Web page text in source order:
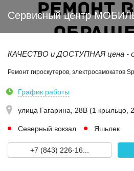
Сервисный центр
КАЧЕСТВО и ДОСТУПНАЯ цена -
Ремонт гироскутеров, электросамокатов
График работы
улица Гагарина, 28В (1 крыльцо,
Северный вокзал Яшьлек
+7 (843) 226-16...